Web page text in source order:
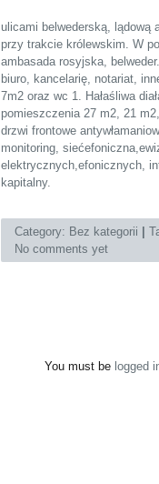
ulicami belwederską, lądową
przy trakcie królewskim. W
ambasada rosyjska,
biuro, kancelarię, notariat,
7m2 oraz wc 1. Hałaśliwa
pomieszczenia 27 m2, 21
drzwi frontowe
monitoring,
elektrycznych,efonicznych,
kapitalny.
Category: Bez kategorii
No comments yet
You must be logged